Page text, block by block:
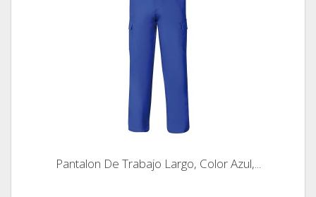
Pantalon De Trabajo Largo, Color Azul,...